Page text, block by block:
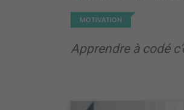
MOTIVATION
Apprendre à codé